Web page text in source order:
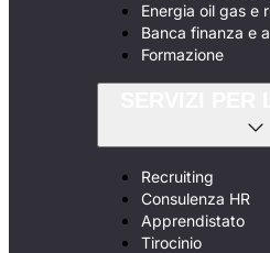
Energia oil gas e
Banca finanza e
Formazione
Recruiting
Consulenza HR
Apprendistato
Tirocinio